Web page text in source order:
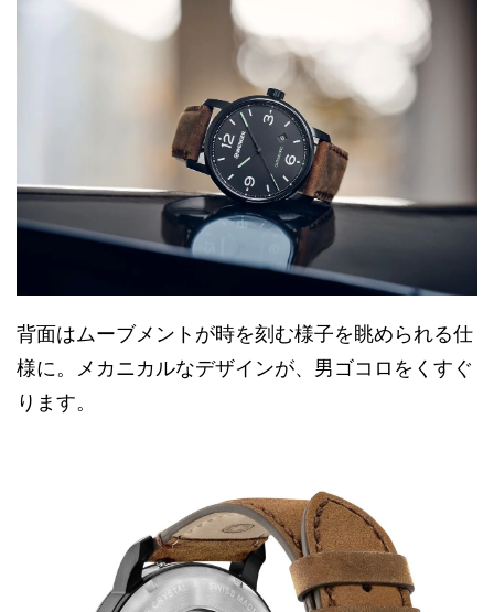
背面はムーブメントが時を刻む様子を眺められる仕
様に。メカニカルなデザインが、男ゴコロをくすぐ
ります。